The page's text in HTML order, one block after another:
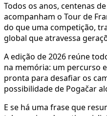
Todos os anos, centenas
acompanham o Tour de
do que uma competição,
global que atravessa
A edição de 2026 reúne
na memória: um percurso
pronta para desafiar os
possibilidade de Pogačar
E se há uma frase que